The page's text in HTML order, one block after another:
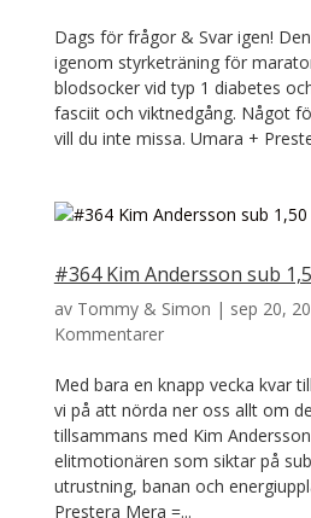
Dags för frågor & Svar igen!
igenom styrketräning för
blodsocker vid typ 1 diabetes
fasciit och viktnedgång. Något
vill du inte missa. Umara +
#364 Kim Andersson sub
av Tommy & Simon | sep 20,
Kommentarer
Med bara en knapp vecka kvar
vi på att nörda ner oss allt om
tillsammans med Kim
elitmotionären som siktar på
utrustning, banan och
Prestera Mera =...